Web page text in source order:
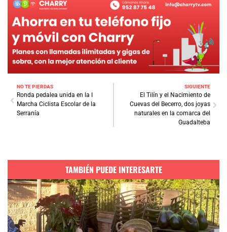
NO TE PIERDAS
Ronda pedalea unida en la I
Marcha Ciclista Escolar de la
Serranía
SIGUIENTE
El Tilín y el Nacimiento de
Cuevas del Becerro, dos joyas
naturales en la comarca del
Guadalteba
TAMBIÉN PUEDE INTERESARTE